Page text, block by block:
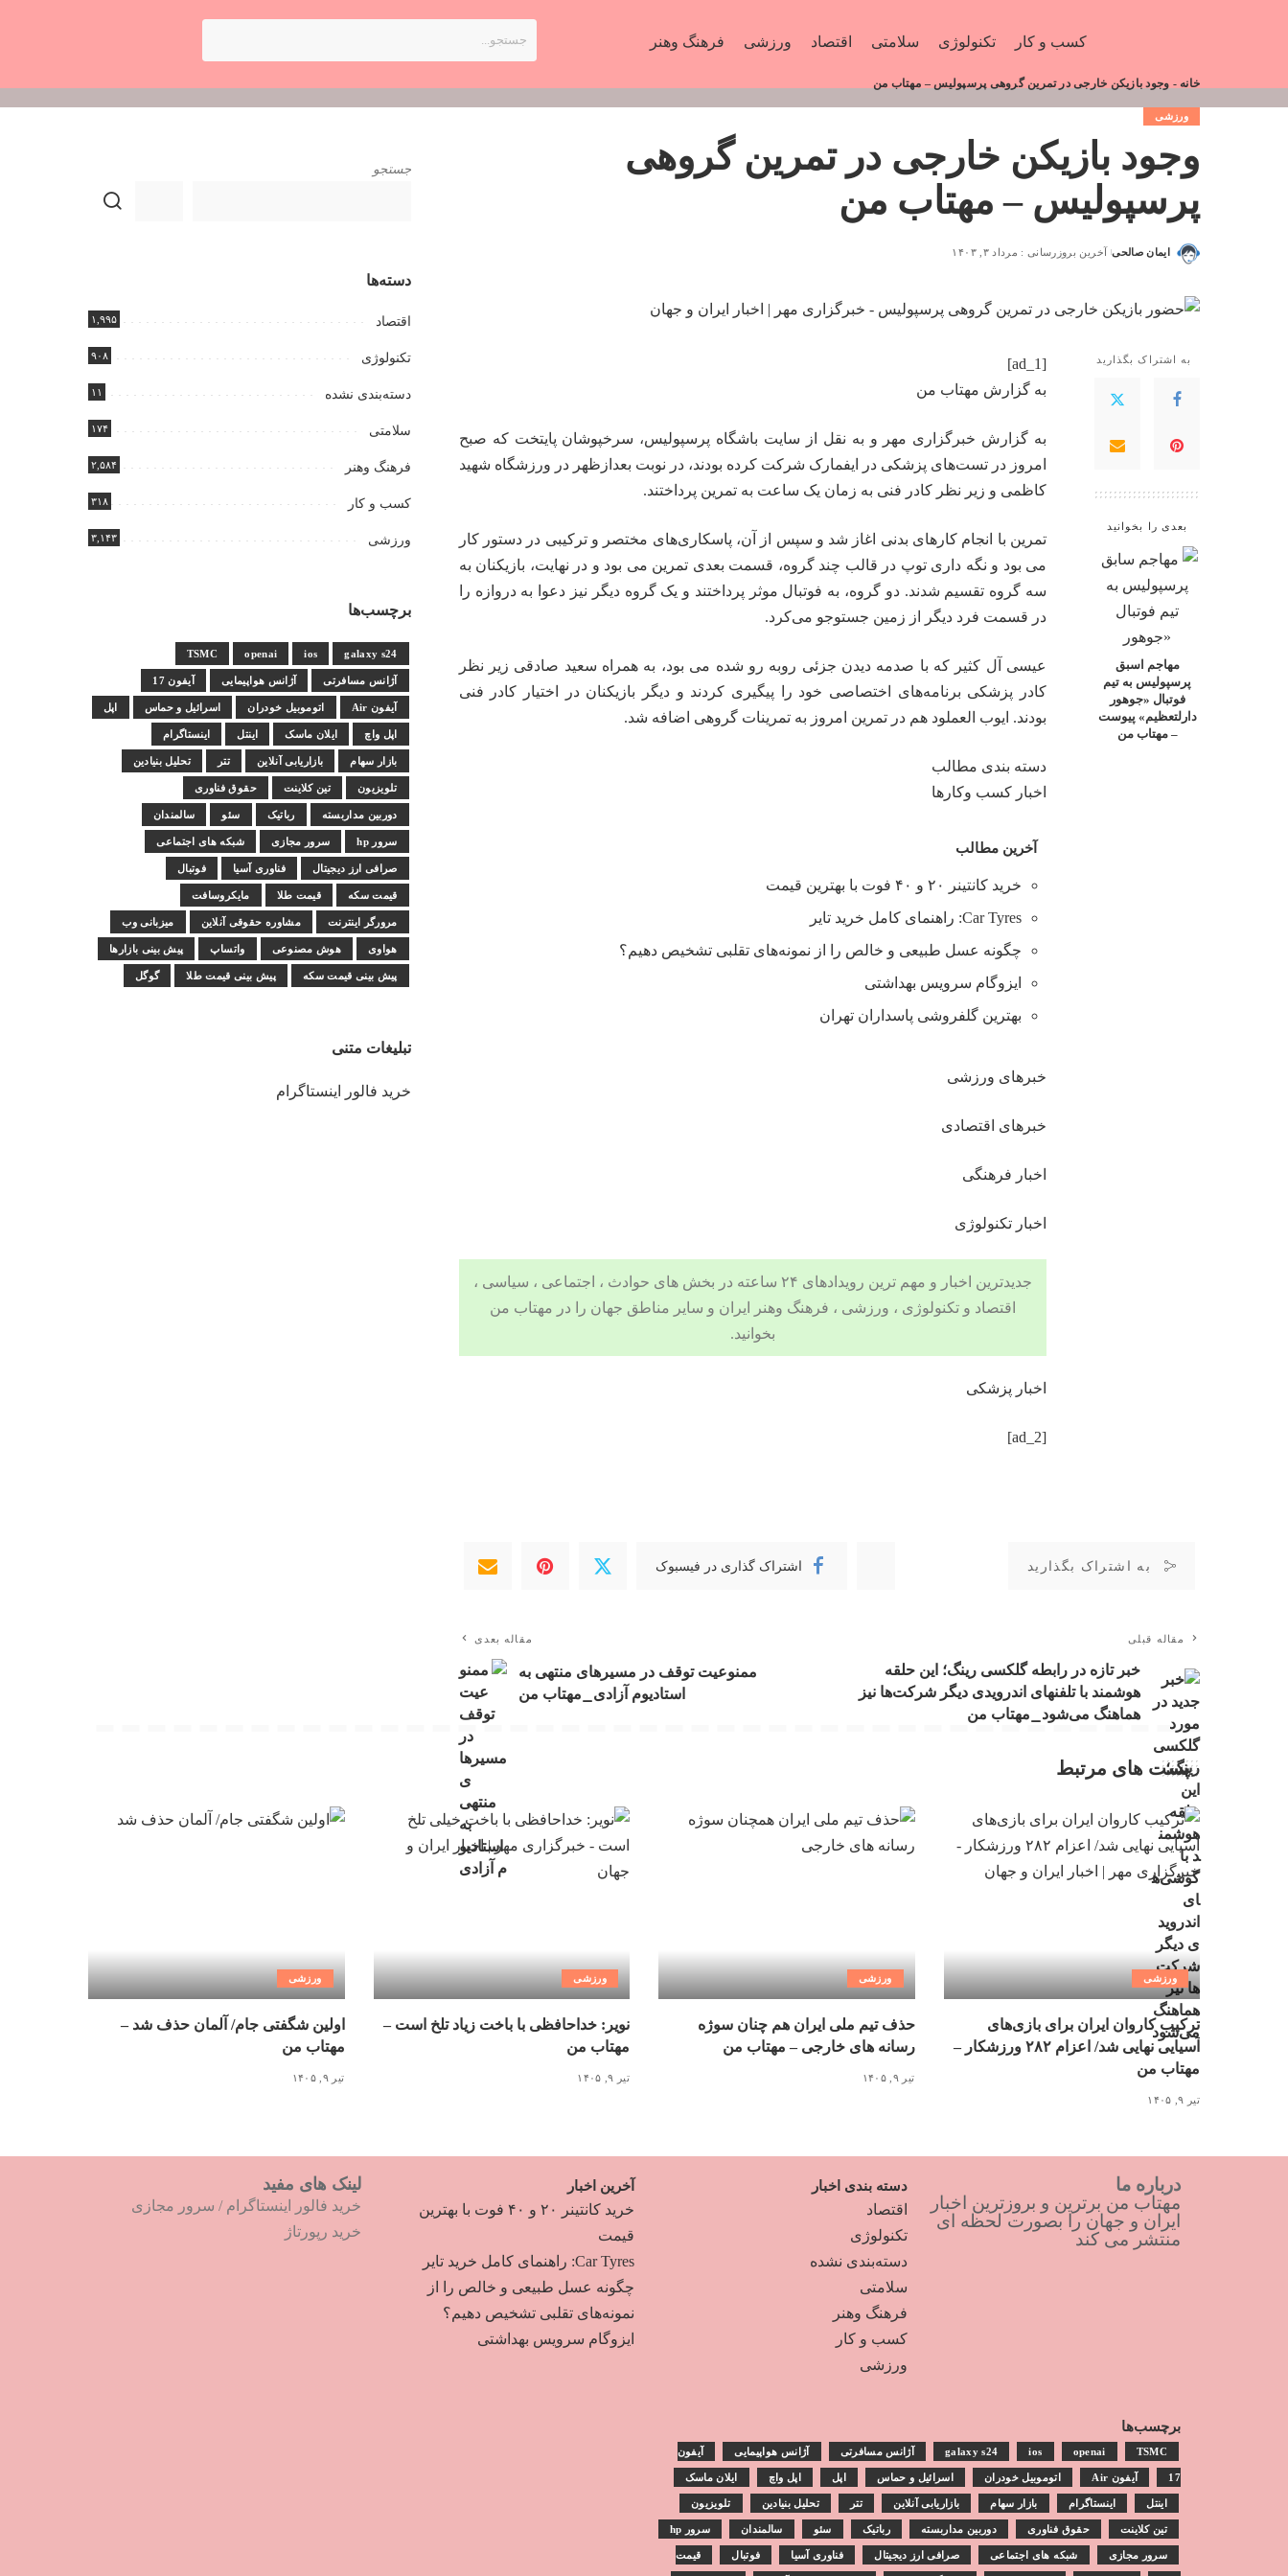
کسب و کار تکنولوژی سلامتی اقتصاد ورزشی فرهنگ وهنر
خانه - وجود بازیکن خارجی در تمرین گروهی پرسپولیس – مهتاب من
ورزشی
وجود بازیکن خارجی در تمرین گروهی
پرسپولیس – مهتاب من
ایمان صالحی آخرین بروزرسانی : مرداد ۳, ۱۴۰۳
به اشتراک بگذارید
بعدی را بخوانید
مهاجم اسبق
پرسپولیس به تیم
فوتبال «جوهور
دارلتعظیم» پیوست
– مهتاب من
[ad_1]
به گزارش مهتاب من
به گزارش خبرگزاری مهر و به نقل از سایت باشگاه پرسپولیس، سرخپوشان پایتخت که صبح
امروز در تست‌های پزشکی در ایفمارک شرکت کرده بودند، در نوبت بعدازظهر در ورزشگاه شهید
کاظمی و زیر نظر کادر فنی به زمان یک ساعت به تمرین پرداختند.
تمرین با انجام کارهای بدنی اغاز شد و سپس از آن، پاسکاری‌های مختصر و ترکیبی در دستور کار
می بود و نگه داری توپ در قالب چند گروه، قسمت بعدی تمرین می بود و در نهایت، بازیکنان به
سه گروه تقسیم شدند. دو گروه، به فوتبال موثر پرداختند و یک گروه دیگر نیز دعوا به دروازه را
در قسمت فرد دیگر از زمین جستوجو می‌کرد.
عیسی آل کثیر که با صدمه دیدن جزئی روبه رو شده می بود، به همراه سعید صادقی زیر نظر
کادر پزشکی برنامه‌های اختصاصی خود را پیگیری کردند و دیگر بازیکنان در اختیار کادر فنی
بودند. ایوب العملود هم در تمرین امروز به تمرینات گروهی اضافه شد.
دسته بندی مطالب
اخبار کسب وکارها
آخرین مطالب
خرید کانتینر ۲۰ و ۴۰ فوت با بهترین قیمت
Car Tyres: راهنمای کامل خرید تایر
چگونه عسل طبیعی و خالص را از نمونه‌های تقلبی تشخیص دهیم؟
ایزوگام سرویس بهداشتی
بهترین گلفروشی پاسداران تهران
خبرهای ورزشی
خبرهای اقتصادی
اخبار فرهنگی
اخبار تکنولوژی
جدیدترین اخبار و مهم ترین رویدادهای ۲۴ ساعته در بخش های حوادث ، اجتماعی ، سیاسی ،
اقتصاد وتکنولوژی ، ورزشی ، فرهنگ وهنر ایران و سایر مناطق جهان را در مهتاب من
بخوانید.
اخبار پزشکی
[ad_2]
به اشتراک بگذارید اشتراک گذاری در فیسبوک
مقاله قبلی
خبر تازه در رابطه گلکسی رینگ؛ این حلقه
هوشمند با تلفنهای اندرویدی دیگر شرکت‌ها نیز
هماهنگ می‌شود_مهتاب من
مقاله بعدی
ممنوعیت توقف در مسیرهای منتهی به
استادیوم آزادی_مهتاب من
جستجو
دسته‌ها
اقتصاد ۱,۹۹۵
تکنولوژی ۹۰۸
دسته‌بندی نشده ۱۱
سلامتی ۱۷۴
فرهنگ وهنر ۲,۵۸۴
کسب و کار ۳۱۸
ورزشی ۳,۱۴۳
برچسب‌ها
galaxy s24
ios
openai
TSMC
آژانس مسافرتی آژانس هواپیمایی آیفون 17
آیفون Air اتوموبیل خودران اسرائیل و حماس اپل
اپل واچ ایلان ماسک اینتل اینستاگرام
بازار سهام بازاریابی آنلاین تتر تحلیل بنیادین
تلویزیون تین کلاینت حقوق فناوری
دوربین مداربسته رباتیک سئو سالمندان
سرور hp سرور مجازی شبکه های اجتماعی
صرافی ارز دیجیتال فناوری آسیا فوتبال
قیمت سکه قیمت طلا مایکروسافت
مرورگر اینترنت مشاوره حقوقی آنلاین میزبانی وب
هواوی هوش مصنوعی واتساپ پیش بینی بازارها
پیش بینی قیمت سکه پیش بینی قیمت طلا گوگل
تبلیغات متنی
خرید فالور اینستاگرام
پست های مرتبط
ورزشی
ترکیب کاروان ایران برای بازی‌های
آسیایی نهایی شد/ اعزام ۲۸۲ ورزشکار –
مهتاب من
تیر ۹, ۱۴۰۵
ورزشی
حذف تیم ملی ایران هم چنان سوژه
رسانه های خارجی – مهتاب من
تیر ۹, ۱۴۰۵
ورزشی
نویر: خداحافظی با باخت زیاد تلخ است –
مهتاب من
تیر ۹, ۱۴۰۵
ورزشی
اولین شگفتی جام/ آلمان حذف شد –
مهتاب من
تیر ۹, ۱۴۰۵
درباره ما
مهتاب من برترین و بروزترین اخبار
ایران و جهان را بصورت لحظه ای
منتشر می کند
دسته بندی اخبار
اقتصاد
تکنولوژی
دسته‌بندی نشده
سلامتی
فرهنگ وهنر
کسب و کار
ورزشی
آخرین اخبار
خرید کانتینر ۲۰ و ۴۰ فوت با بهترین
قیمت
Car Tyres: راهنمای کامل خرید تایر
چگونه عسل طبیعی و خالص را از
نمونه‌های تقلبی تشخیص دهیم؟
ایزوگام سرویس بهداشتی
لینک های مفید
خرید فالور اینستاگرام / سرور مجازی
خرید رپورتاژ
برچسب‌ها
galaxy s24 ios openai TSMC آژانس مسافرتی آژانس هواپیمایی آیفون
17 آیفون Air اتوموبیل خودران اسرائیل و حماس اپل اپل واچ ایلان ماسک
اینتل اینستاگرام بازار سهام بازاریابی آنلاین تتر تحلیل بنیادین تلویزیون
تین کلاینت حقوق فناوری دوربین مداربسته رباتیک سئو سالمندان سرور hp
سرور مجازی شبکه های اجتماعی صرافی ارز دیجیتال فناوری آسیا فوتبال قیمت